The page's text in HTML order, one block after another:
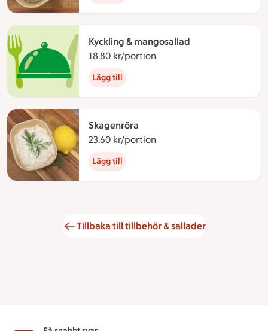
Kyckling & mangosallad
18.80 kr/portion
Lägg till
Skagenröra
23.60 kr/portion
Lägg till
Tillbaka till tillbehör & sallader